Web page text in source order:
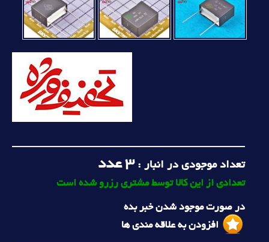
تعداد موجودی در انبار :3 عدد
تعدادی از این کالا توسط مشتری رزرو شده است
در صورت موجود شدن خبر بده
افزودن به علاقه مندی ها